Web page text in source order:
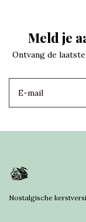
Meld je
Ontvang de
Nostalgische